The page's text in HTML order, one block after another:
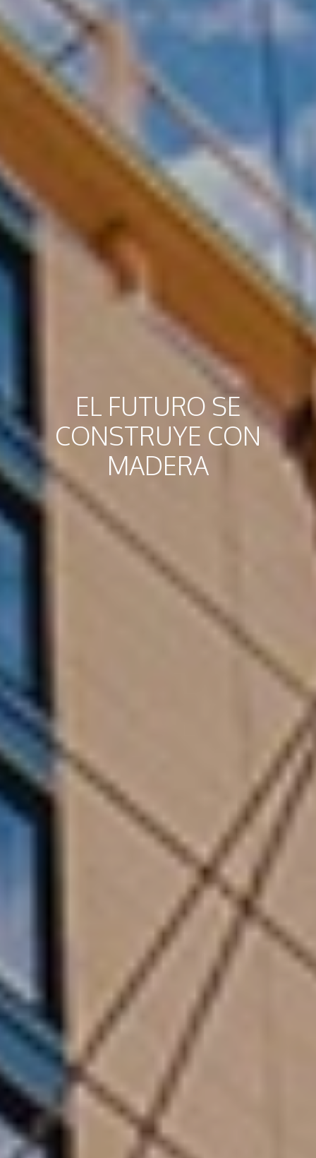
EL FUTURO SE
CONSTRUYE CON
MADERA